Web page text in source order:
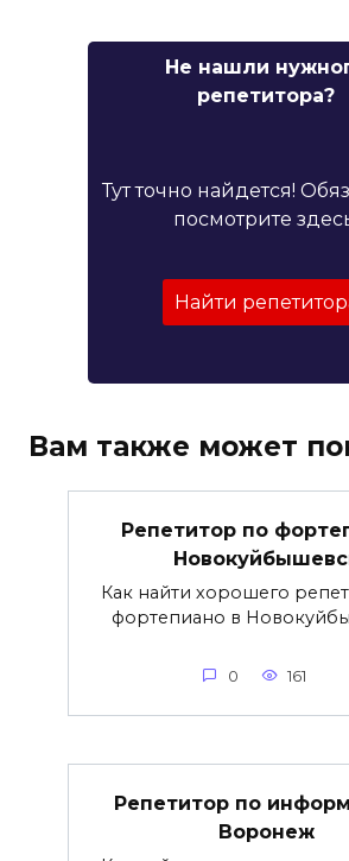
Не нашли
репетитора?
Тут точно найдется!
посмотрите
Найти
Вам также может
Репетитор по
Как найти хорошего
фортепиано в
0 161
Репетитор по
Воронеж